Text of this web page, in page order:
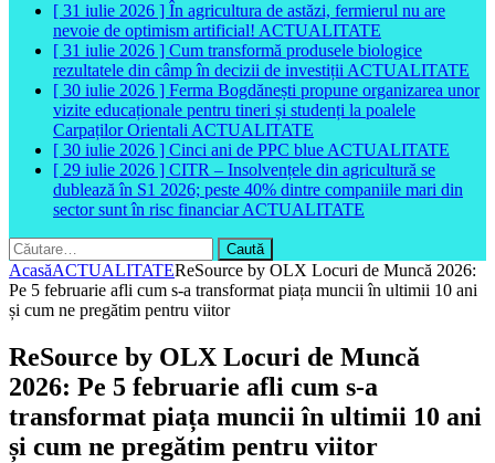
[ 31 iulie 2026 ] În agricultura de astăzi, fermierul nu are
nevoie de optimism artificial! ACTUALITATE
[ 31 iulie 2026 ] Cum transformă produsele biologice
rezultatele din câmp în decizii de investiții ACTUALITATE
[ 30 iulie 2026 ] Ferma Bogdănești propune organizarea unor
vizite educaționale pentru tineri și studenți la poalele
Carpaților Orientali ACTUALITATE
[ 30 iulie 2026 ] Cinci ani de PPC blue ACTUALITATE
[ 29 iulie 2026 ] CITR – Insolvențele din agricultură se
dublează în S1 2026; peste 40% dintre companiile mari din
sector sunt în risc financiarACTUALITATE
Caută
după:
AcasăACTUALITATEReSource by OLX Locuri de Muncă 2026:
Pe 5 februarie afli cum s-a transformat piața muncii în ultimii 10 ani
și cum ne pregătim pentru viitor
ReSource by OLX Locuri de Muncă
2026: Pe 5 februarie afli cum s-a
transformat piața muncii în ultimii 10 ani
și cum ne pregătim pentru viitor